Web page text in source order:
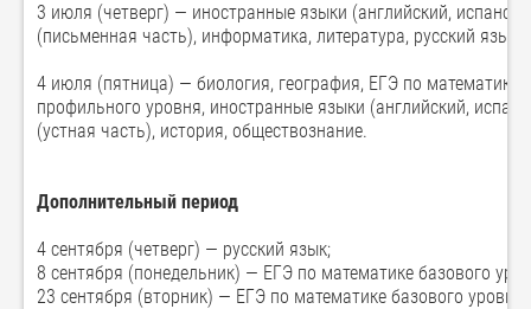
3 июля (четверг) — иностранные языки (английский,
(письменная часть), информатика, литература, русский язык,
4 июля (пятница) — биология, география, ЕГЭ по математике
профильного уровня, иностранные языки (английский,
(устная часть), история, обществознание.
Дополнительный период
4 сентября (четверг) — русский язык;
8 сентября (понедельник) — ЕГЭ по математике базового
23 сентября (вторник) — ЕГЭ по математике базового